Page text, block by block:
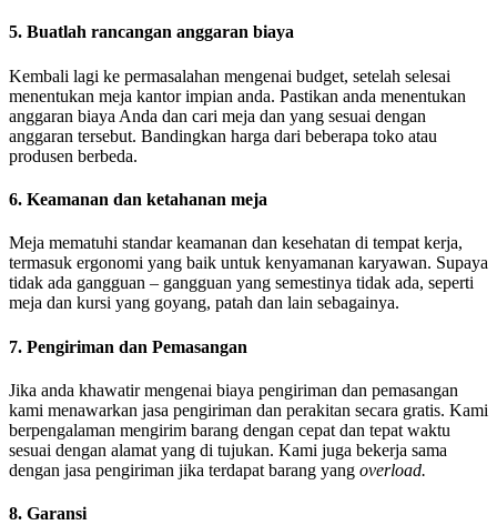
5. Buatlah rancangan anggaran biaya
Kembali lagi ke permasalahan mengenai budget, setelah selesai
menentukan meja kantor impian anda. Pastikan anda menentukan
anggaran biaya Anda dan cari meja dan yang sesuai dengan
anggaran tersebut. Bandingkan harga dari beberapa toko atau
produsen berbeda.
6. Keamanan dan ketahanan meja
Meja mematuhi standar keamanan dan kesehatan di tempat kerja,
termasuk ergonomi yang baik untuk kenyamanan karyawan. Supaya
tidak ada gangguan – gangguan yang semestinya tidak ada, seperti
meja dan kursi yang goyang, patah dan lain sebagainya.
7. Pengiriman dan Pemasangan
Jika anda khawatir mengenai biaya pengiriman dan pemasangan
kami menawarkan jasa pengiriman dan perakitan secara gratis. Kami
berpengalaman mengirim barang dengan cepat dan tepat waktu
sesuai dengan alamat yang di tujukan. Kami juga bekerja sama
dengan jasa pengiriman jika terdapat barang yang overload.
8. Garansi